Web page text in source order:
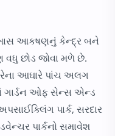
આકષણનું કેન્દ્ર બને
વધુ છોડ જોવા મળે છે.
આઘારે પાંચ અલગ
ગાર્ડન ઓફ સેન્સ એન્ડ
પાર્ક, સરદાર
પાર્કનો સમાવેશ